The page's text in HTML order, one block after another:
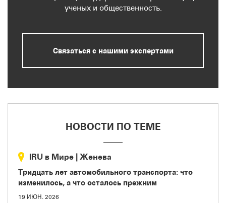
ученых и общественность.
Связаться с нашими экспертами
НОВОСТИ ПО ТЕМЕ
IRU в Мире | Женева
Тридцать лет автомобильного транспорта: что
изменилось, а что осталось прежним
19 ИЮН. 2026